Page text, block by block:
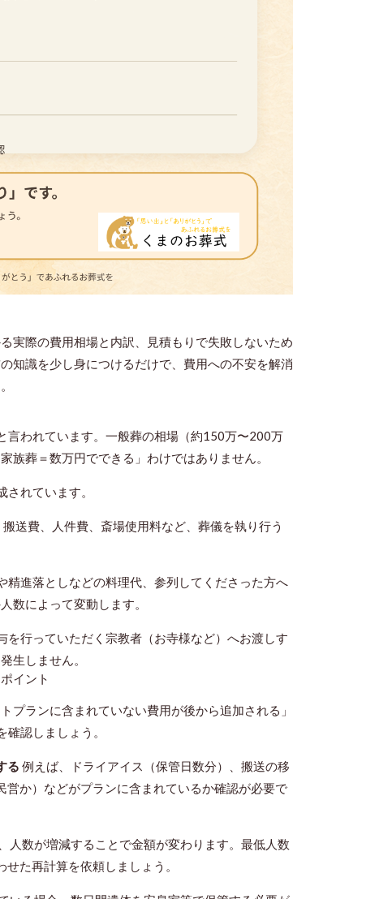
実際の費用相場と内訳、見積もりで失敗しないため
知識を少し身につけるだけで、費用への不安を解消
言われています。一般葬の相場（約150万〜200万
族葬＝数万円でできる」わけではありません。
れています。
送費、人件費、斎場使用料など、葬儀を執り行う
精進落としなどの料理代、参列してくださった方へ
数によって変動します。
を行っていただく宗教者（お寺様など）へお渡しす
生しません。
イント
プランに含まれていない費用が後から追加される」
認しましょう。
る 例えば、ドライアイス（保管日数分）、搬送の移
か）などがプランに含まれているか確認が必要で
人数が増減することで金額が変わります。最低人数
た再計算を依頼しましょう。